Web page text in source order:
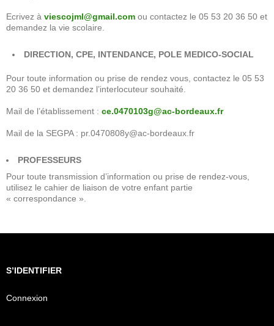
Ecrivez à viescojml@gmail.com ou contactez le 05 53 20 36 50 et
demandez la vie scolaire.
DIRECTION, CPE, INTENDANCE, POLE MEDICO-SOCIAL
Pour toute information ou prise de rendez vous, contactez le 05 53
20 36 50 et demandez l’interlocuteur souhaité.
Mail de l’établissement : ce.0470103g@ac-bordeaux.fr
Mail de la SEGPA : pr.0470808y@ac-bordeaux.fr
PROFESSEURS
Pour toute transmission d’information ou prise de rendez-vous,
utilisez le cahier de liaison de votre enfant partie
« correspondance ».
S’IDENTIFIER
Connexion